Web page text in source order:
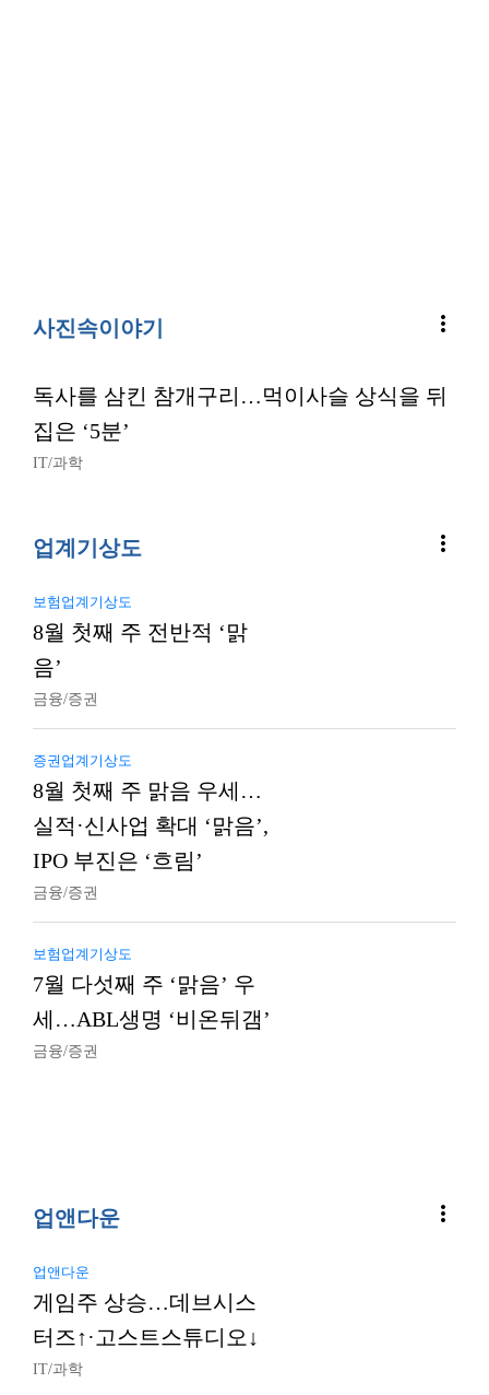
사진속이야기 more_vert
독사를 삼킨 참개구리…먹이사슬 상식을 뒤
집은 ‘5분’
IT/과학
업계기상도 more_vert
보험업계기상도
8월 첫째 주 전반적 ‘맑
음’
금융/증권
증권업계기상도
8월 첫째 주 맑음 우세…
실적·신사업 확대 ‘맑음’,
IPO 부진은 ‘흐림’
금융/증권
보험업계기상도
7월 다섯째 주 ‘맑음’ 우
세…ABL생명 ‘비온뒤갬’
금융/증권
업앤다운 more_vert
업앤다운
게임주 상승…데브시스
터즈↑·고스트스튜디오↓
IT/과학